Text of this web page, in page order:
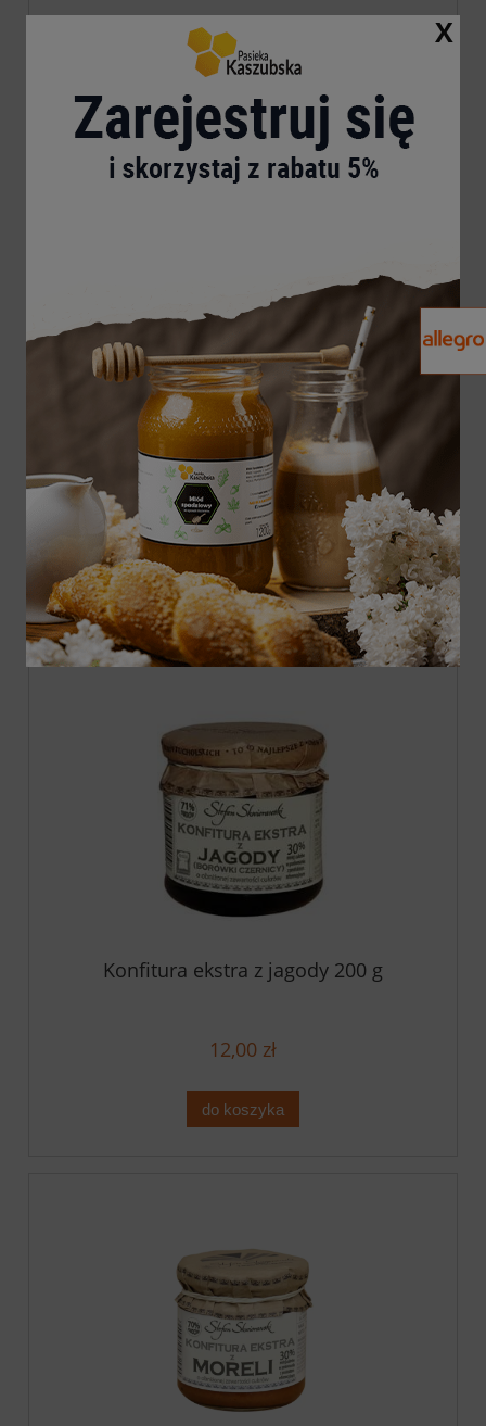
X
10,00 zł
do koszyka
Konfitura ekstra z brzoskwini 200g
10,00 zł
do koszyka
Konfitura ekstra z jagody 200 g
12,00 zł
do koszyka